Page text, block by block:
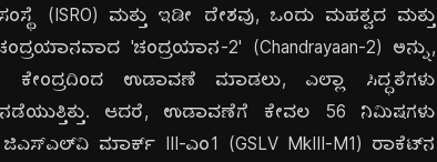
(ISRO) ಮತ್ತು ಇಡೀ ದೇಶವು, ಒಂದು ಮಹತ್ವದ ಮತ್ತು
'ಚಂದ್ರಯಾನ-2' (Chandrayaan-2) ಅನ್ನು,
ಕೇಂದ್ರದಿಂದ ಉಡಾವಣೆ ಮಾಡಲು, ಎಲ್ಲಾ ಸಿದ್ಧತೆಗಳು
ಆದರೆ, ಉಡಾವಣೆಗೆ ಕೇವಲ 56 ನಿಮಿಷಗಳು
ಮಾರ್ಕ್ III-ಎಂ1 (GSLV MkIII-M1) ರಾಕೆಟ್‌ನ